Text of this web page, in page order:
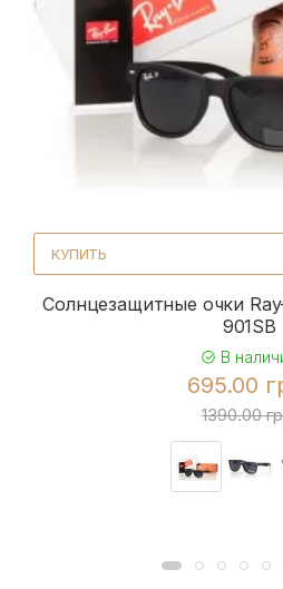
КУПИТЬ
Солнцезащитные очки
901SB
В
695.00
1390.00